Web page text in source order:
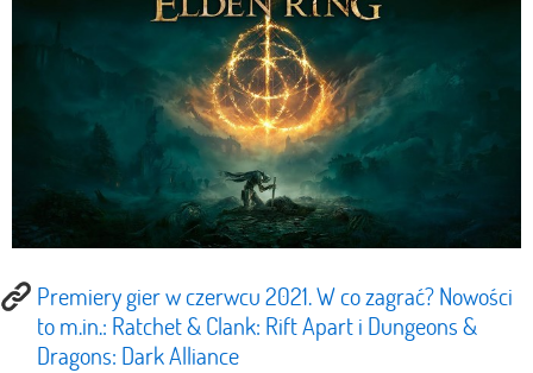
Premiery gier w czerwcu 2021. W co zagrać? Nowości
to m.in.: Ratchet & Clank: Rift Apart i Dungeons &
Dragons: Dark Alliance